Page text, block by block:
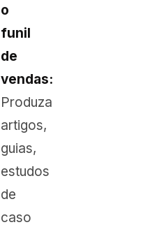
o
funil
de
vendas:
Produza
artigos,
guias,
estudos
de
caso